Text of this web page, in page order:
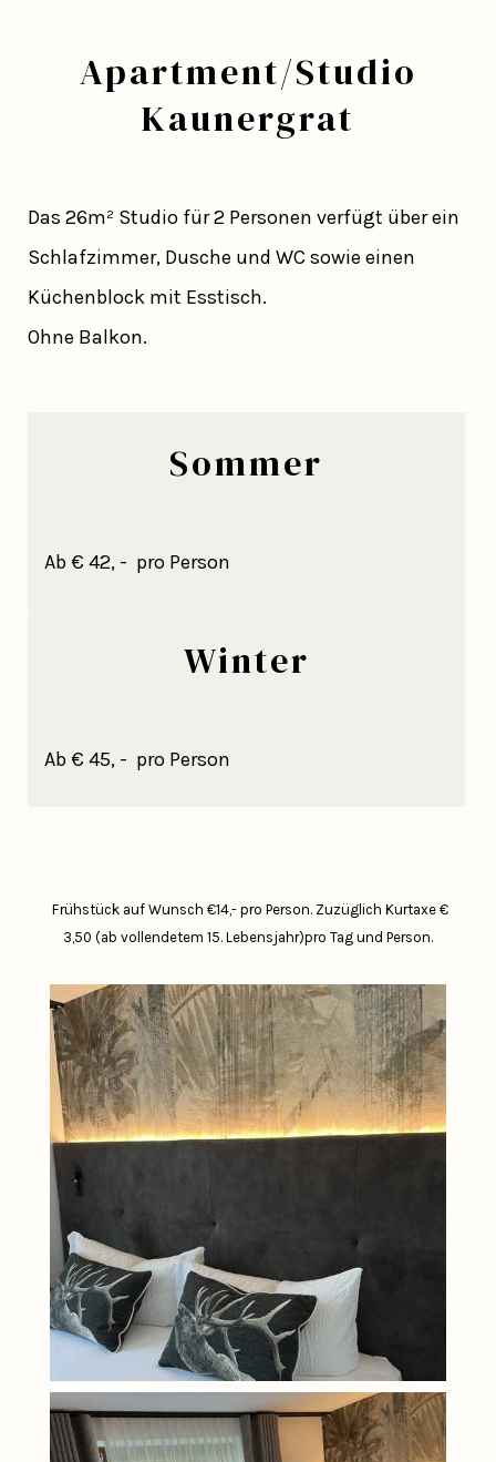
Apartment/Studio
Kaunergrat
Das 26m² Studio für 2 Personen verfügt über ein
Schlafzimmer, Dusche und WC sowie einen
Küchenblock mit Esstisch.
Ohne Balkon.
Sommer
Ab € 42, - pro Person
Winter
Ab € 45, - pro Person
Frühstück auf Wunsch €14,- pro Person.Zuzüglich Kurtaxe €
3,50 (ab vollendetem 15. Lebensjahr)pro Tag und Person.